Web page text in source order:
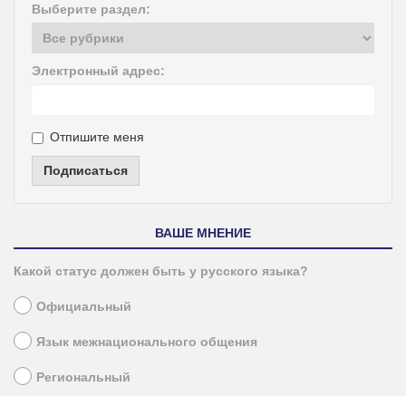
Выберите раздел:
Электронный адрес:
Отпишите меня
Подписаться
ВАШЕ МНЕНИЕ
Какой статус должен быть у русского языка?
Официальный
Язык межнационального общения
Региональный